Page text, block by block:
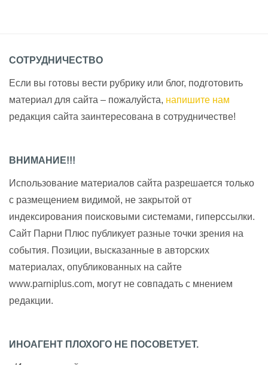
СОТРУДНИЧЕСТВО
Если вы готовы вести рубрику или блог, подготовить
материал для сайта – пожалуйста, напишите нам
редакция сайта заинтересована в сотрудничестве!
ВНИМАНИЕ!!!
Использование материалов сайта разрешается только
с размещением видимой, не закрытой от
индексирования поисковыми системами, гиперссылки.
Сайт Парни Плюс публикует разные точки зрения на
события. Позиции, высказанные в авторских
материалах, опубликованных на сайте
www.parniplus.com, могут не совпадать с мнением
редакции.
ИНОАГЕНТ ПЛОХОГО НЕ ПОСОВЕТУЕТ.